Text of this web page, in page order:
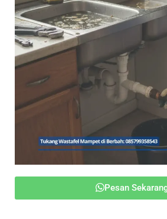
Pesan